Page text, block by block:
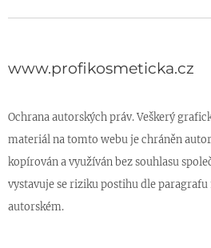
www.profikosmeticka.cz
Ochrana autorských práv. Veškerý
materiál na tomto webu je chráněn
kopírován a využíván bez souhlasu
vystavuje se riziku postihu dle paragrafu
autorském.